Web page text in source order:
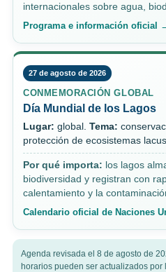
internacionales sobre agua,
Programa e información oficial
27 de agosto de 2026
CONMEMORACIÓN GLOBAL
Día Mundial de los Lagos
Lugar: global. Tema:
protección de ecosistemas
Por qué importa: los lagos
biodiversidad y registran con
calentamiento y la
Calendario oficial de Naciones
Agenda revisada el 8 de agosto de
horarios pueden ser actualizados